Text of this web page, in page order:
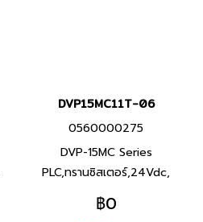
DVP15MC11T-06
0560000275
DVP-15MC Series
PLC,ทรานซิสเตอร์,24Vdc,
Product P/N: DVP15MC11T-
06 I/O Points 16/8,
฿0